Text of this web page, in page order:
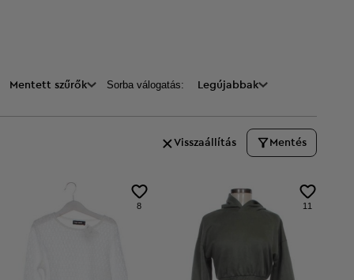
Mentett szűrők Sorba válogatás: Legújabbak
Visszaállítás Mentés
8 11